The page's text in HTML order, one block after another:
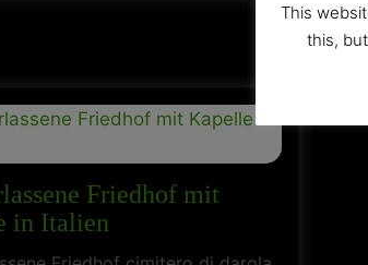
Friedhof mit
in Italien
This
this,